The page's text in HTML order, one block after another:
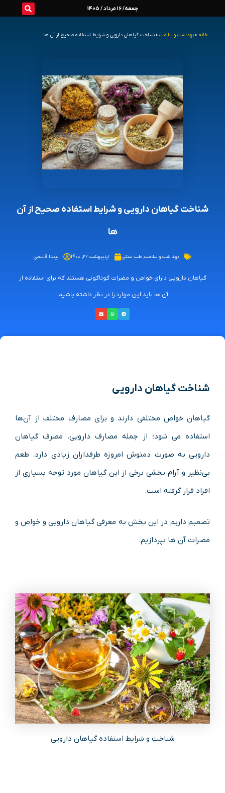
جمعه/ 16 مرداد / 1405
خانه » بهداشت و سلامت » شناخت گیاهان دارویی و شرایط استفاده صحیح از آن ها
شناخت گیاهان دارویی و شرایط استفاده صحیح از آن
ها
بهداشت و سلامت, طب سنتی اردیبهشت ۲۲, ۱۴۰۰ لیندا قاسمی
گیاهان دارویی دارای خواص و مضرات گوناگونی هستند که برای استفاده از
آن ها باید این موارد را در نظر داشته باشیم.
شناخت گیاهان دارویی
گیاهان خواص مختلفی دارند و برای مصارف مختلف از آن‌ها
استفاده می شود؛ از جمله مصارف دارویی. مصرف گیاهان
دارویی به صورت دمنوش امروزه طرفداران زیادی دارد. طعم
بی‌نظیر و آرام بخشی برخی از این گیاهان مورد توجه بسیاری از
افراد قرار گرفته است.
تصمیم داریم در این بخش به معرفی گیاهان دارویی و خواص و
مضرات آن ها بپردازیم.
شناخت و شرایط استفاده گیاهان دارویی